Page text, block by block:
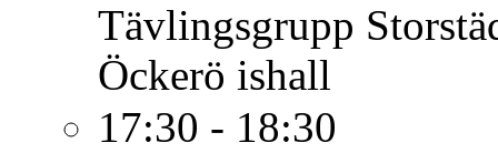
Tävlingsgrupp
Öckerö ishall
17:30 - 18:30